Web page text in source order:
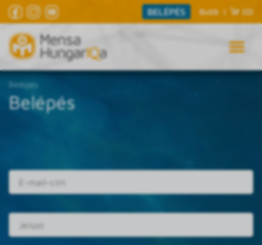
BELÉPÉS Butik | (0)
Belépés
Belépés